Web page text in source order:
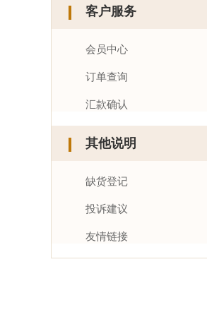
客户服务
会员中心
订单查询
汇款确认
其他说明
缺货登记
投诉建议
友情链接